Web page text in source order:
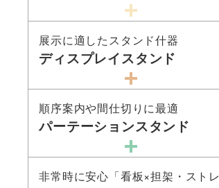
展示に適したスタンド什器
ディスプレイスタンド
順序案内や間仕切りに最適
パーテーションスタンド
非常時に安心「看板×担架・ストレ